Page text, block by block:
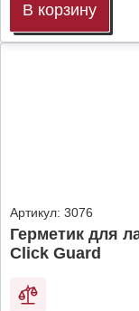
В корзину
Артикул: 3076
Герметик для
Click Guard